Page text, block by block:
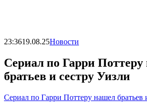
23:3619.08.25Новости
Сериал по Гарри
братьев и сестру Уизли
Сериал по Гарри Поттеру нашел братьев